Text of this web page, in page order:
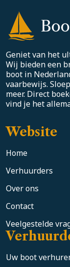
Geniet van het
Wij bieden een
boot in
vaarbewijs.
meer. Direct
vind je het
Website
Home
Verhuurders
Over ons
Contact
Veelgestelde
Uw boot